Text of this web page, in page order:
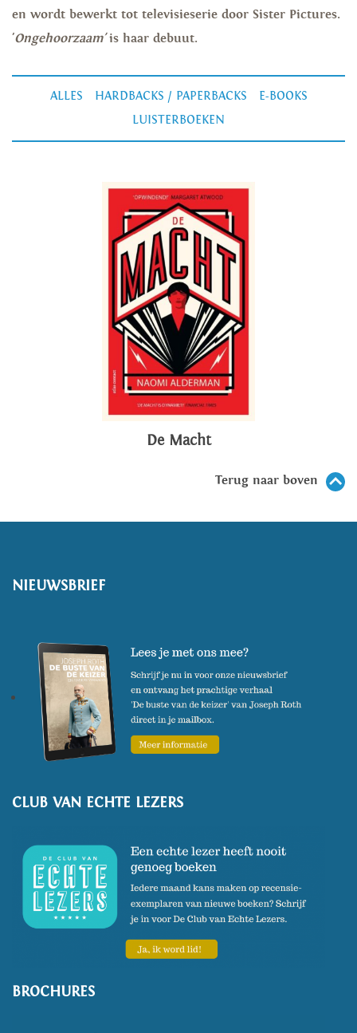
en wordt bewerkt tot televisieserie door Sister Pictures.
'Ongehoorzaam'is haar debuut.
ALLES HARDBACKS / PAPERBACKS
E-BOOKS
LUISTERBOEKEN
De Macht
Terug naar boven
NIEUWSBRIEF
CLUB VAN ECHTE LEZERS
BROCHURES